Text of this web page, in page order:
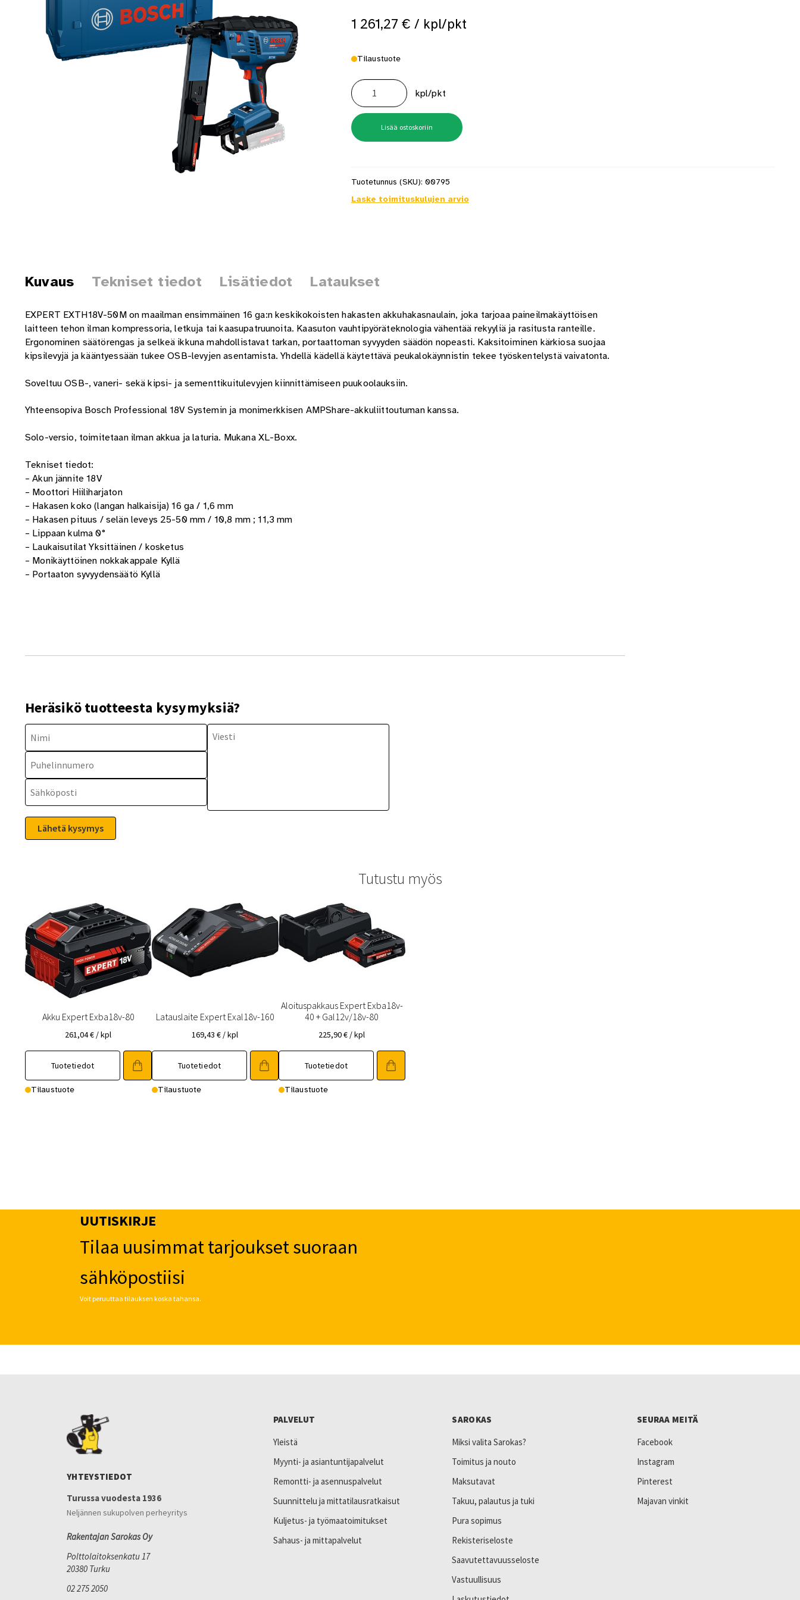
1 261,27 € / kpl/pkt
Tilaustuote
Hakasnaulain
Expert
Exth18v-
50m
Solo
Xl-
Boxx
määrä
kpl/pkt
Lisää ostoskoriin
Tuotetunnus (SKU): 00795
Laske toimituskulujen arvio
Kuvaus Tekniset tiedot Lisätiedot Lataukset
EXPERT EXTH18V-50M on maailman ensimmäinen 16 ga:n keskikokoisten hakasten akkuhakasnaulain, joka tarjoaa paineilmakäyttöisen
laitteen tehon ilman kompressoria, letkuja tai kaasupatruunoita. Kaasuton vauhtipyöräteknologia vähentää rekyyliä ja rasitusta ranteille.
Ergonominen säätörengas ja selkeä ikkuna mahdollistavat tarkan, portaattoman syvyyden säädön nopeasti. Kaksitoiminen kärkiosa suojaa
kipsilevyjä ja kääntyessään tukee OSB-levyjen asentamista. Yhdellä kädellä käytettävä peukalokäynnistin tekee työskentelystä vaivatonta.
Soveltuu OSB-, vaneri- sekä kipsi- ja sementtikuitulevyjen kiinnittämiseen puukoolauksiin.
Yhteensopiva Bosch Professional 18V Systemin ja monimerkkisen AMPShare-akkuliittoutuman kanssa.
Solo-versio, toimitetaan ilman akkua ja laturia. Mukana XL-Boxx.
Tekniset tiedot:
– Akun jännite 18V
– Moottori Hiiliharjaton
– Hakasen koko (langan halkaisija) 16 ga / 1,6 mm
– Hakasen pituus / selän leveys 25-50 mm / 10,8 mm ; 11,3 mm
– Lippaan kulma 0°
– Laukaisutilat Yksittäinen / kosketus
– Monikäyttöinen nokkakappale Kyllä
– Portaaton syvyydensäätö Kyllä
Heräsikö tuotteesta kysymyksiä?
Tutustu myös
Akku Expert Exba18v-80
261,04€ / kpl
Tuotetiedot
Tilaustuote
Latauslaite Expert Exal18v-160
169,43€ / kpl
Tuotetiedot
Tilaustuote
Aloituspakkaus Expert Exba18v-
40 + Gal12v/18v-80
225,90€ / kpl
Tuotetiedot
Tilaustuote
UUTISKIRJE
Tilaa uusimmat tarjoukset suoraan
sähköpostiisi
Voit peruuttaa tilauksen koska tahansa.
YHTEYSTIEDOT
Turussa vuodesta 1936
Neljännen sukupolven perheyritys
Rakentajan Sarokas Oy
Polttolaitoksenkatu 17
20380 Turku
02 275 2050
PALVELUT
Yleistä
Myynti- ja asiantuntijapalvelut
Remontti- ja asennuspalvelut
Suunnittelu ja mittatilausratkaisut
Kuljetus- ja työmaatoimitukset
Sahaus- ja mittapalvelut
SAROKAS
Miksi valita Sarokas?
Toimitus ja nouto
Maksutavat
Takuu, palautus ja tuki
Pura sopimus
Rekisteriseloste
Saavutettavuusseloste
Vastuullisuus
SEURAA MEITÄ
Facebook
Instagram
Pinterest
Majavan vinkit